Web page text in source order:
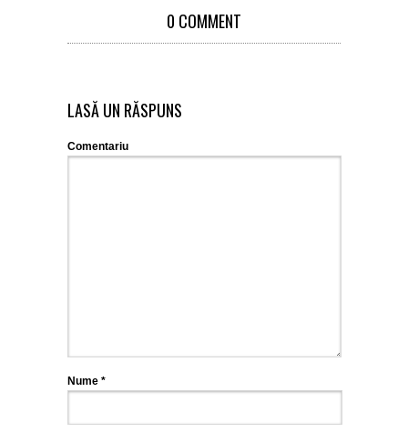
0 COMMENT
LASĂ UN RĂSPUNS
Comentariu
Nume *